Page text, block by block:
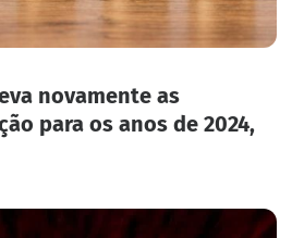
novamente as
para os anos de 2024,